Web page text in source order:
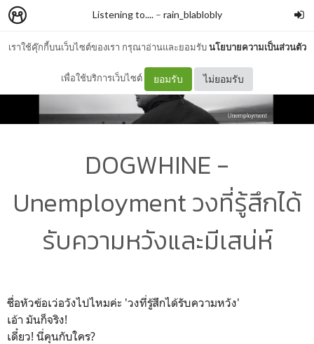
เราใช้คุ๊กกี้บนเว็บไซต์ของเรา กรุณาอ่านและยอมรับนโยบายความเป็นส่วนตัว
เพื่อใช้บริการเว็บไซต์ ยอมรับ ไม่ยอมรับ
Listening to....– rain_blablobly
DOGWHINE -
Unemployment วงที่รู้สึกได้
รับความหวังและมีเสน่ห์
ชื่อหัวข้อเว่อวังไปไหมค่ะ 'วงที่รู้สึกได้รับความหวัง'
เอ้า มันก็จริง!
เดี๋ยว! นี่คุนกับใคร?